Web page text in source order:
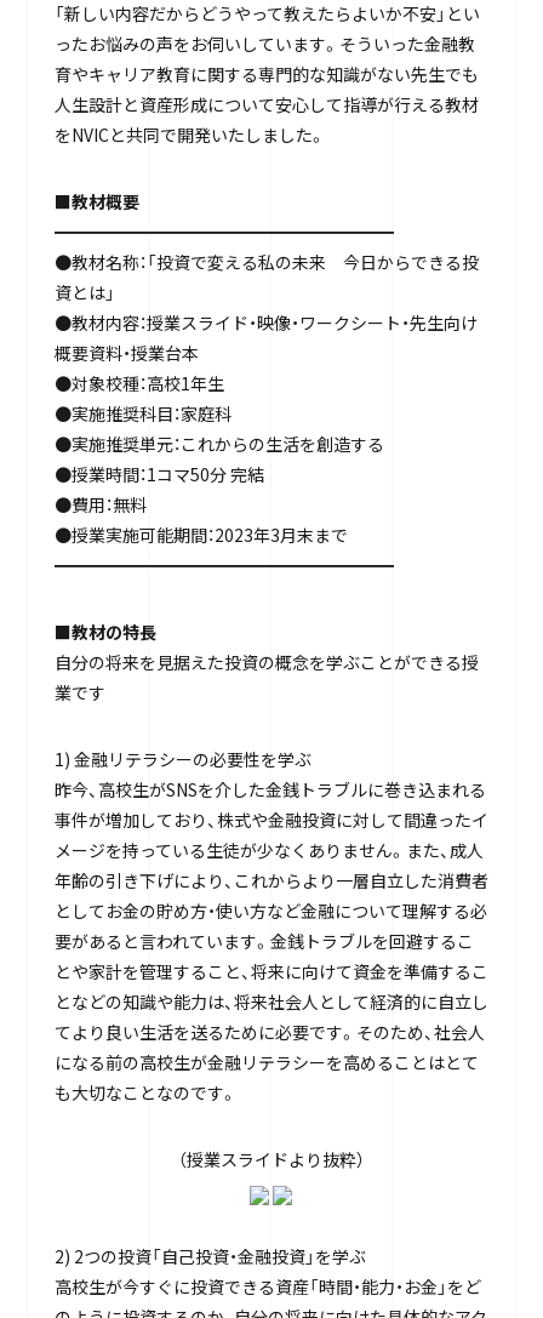
「新しい内容だからどうやって教えたらよいか不安」とい
ったお悩みの声をお伺いしています。そういった金融教
育やキャリア教育に関する専門的な知識がない先生でも
人生設計と資産形成について安心して指導が行える教材
をNVICと共同で開発いたしました。
■教材概要
━━━━━━━━━━━━━━━━━━━━
●教材名称：「投資で変える私の未来 今日からできる投
資とは」
●教材内容：授業スライド・映像・ワークシート・先生向け
概要資料・授業台本
●対象校種：高校1年生
●実施推奨科目：家庭科
●実施推奨単元：これからの生活を創造する
●授業時間：1コマ50分 完結
●費用：無料
●授業実施可能期間：2023年3月末まで
━━━━━━━━━━━━━━━━━━━━
■教材の特長
自分の将来を見据えた投資の概念を学ぶことができる授
業です
1) 金融リテラシーの必要性を学ぶ
昨今、高校生がSNSを介した金銭トラブルに巻き込まれる
事件が増加しており、株式や金融投資に対して間違ったイ
メージを持っている生徒が少なくありません。また、成人
年齢の引き下げにより、これからより一層自立した消費者
としてお金の貯め方・使い方など金融について理解する必
要があると言われています。金銭トラブルを回避するこ
とや家計を管理すること、将来に向けて資金を準備するこ
となどの知識や能力は、将来社会人として経済的に自立し
てより良い生活を送るために必要です。そのため、社会人
になる前の高校生が金融リテラシーを高めることはとて
も大切なことなのです。
（授業スライドより抜粋）
2) 2つの投資「自己投資・金融投資」を学ぶ
高校生が今すぐに投資できる資産「時間・能力・お金」をど